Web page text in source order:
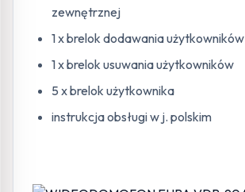
zewnętrznej
1 x brelok dodawania użytkowników
1 x brelok usuwania użytkowników
5 x brelok użytkownika
instrukcja obsługi w j. polskim